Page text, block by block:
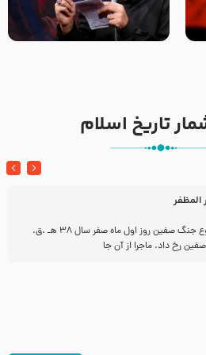
من غلام نوکراتم من عاشق
کربلاتم – شور زمینه – شب هفتم
تاریخ اسلام
1ـ وقوع جنگ صفین روز اول ماه صفر سال 38 هـ .ق.
رخ داد. ماجرا از آن جا